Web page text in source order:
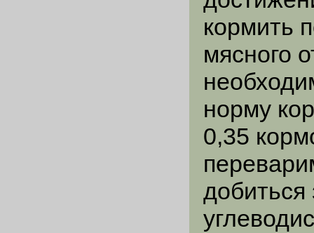
кормить
мясного
норму
0,35
добиться